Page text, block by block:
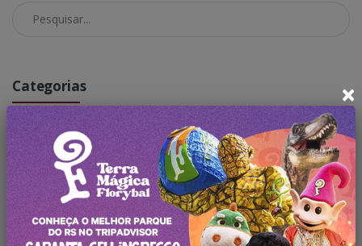
Pesquisar no Blog
Categorias
Todas Publicações
Novidades
Atrações
Notícias
×